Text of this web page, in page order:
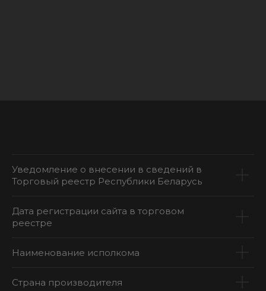
Уведомление о внесении в сведений в
Торговый реестр Республики Беларусь
Дата регистрации сайта в торговом
реестре
Наименование исполкома
Страна производителя